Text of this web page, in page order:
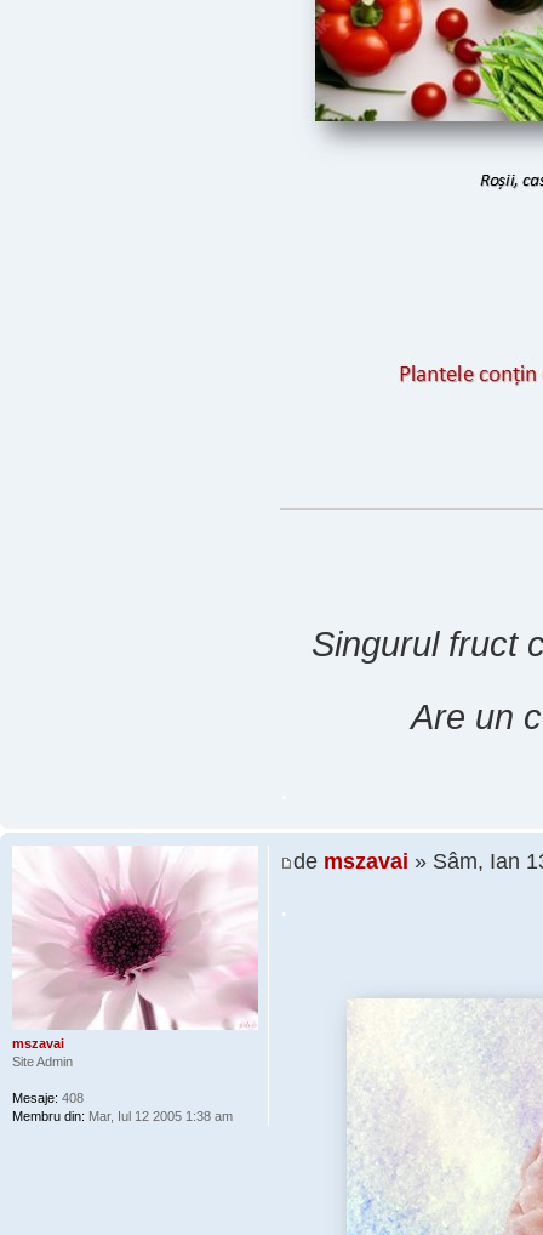
Singurul fruct
Are un
de mszavai » Sâm, Ian
.
mszavai
Site Admin
Mesaje: 408
Membru din: Mar, Iul 12 2005 1:38 am